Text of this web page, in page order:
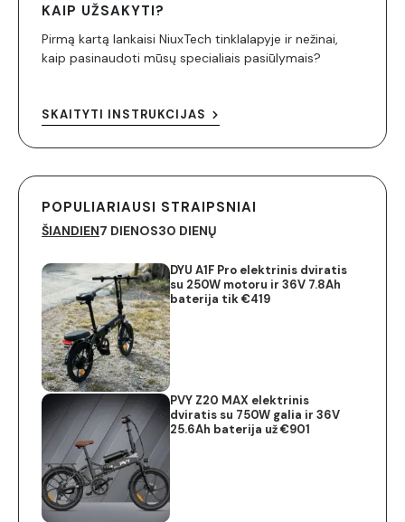
KAIP UŽSAKYTI?
Pirmą kartą lankaisi NiuxTech tinklalapyje ir nežinai,
kaip pasinaudoti mūsų specialiais pasiūlymais?
SKAITYTI INSTRUKCIJAS
POPULIARIAUSI STRAIPSNIAI
ŠIANDIEN7 DIENOS30 DIENŲ
DYU A1F Pro elektrinis dviratis
su 250W motoru ir 36V 7.8Ah
baterija tik €419
PVY Z20 MAX elektrinis
dviratis su 750W galia ir 36V
25.6Ah baterija už €901